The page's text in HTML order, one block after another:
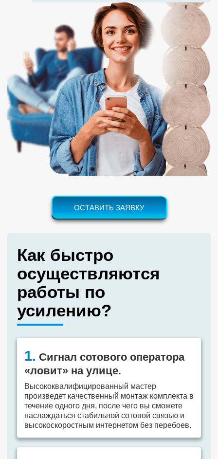
ОСТАВИТЬ ЗАЯВКУ
Как быстро
осуществляются
работы по
усилению?
1. Сигнал сотового оператора
«ловит» на улице.
Высококвалифицированный мастер
произведет качественный монтаж комплекта в
течение одного дня, после чего вы сможете
наслаждаться стабильной сотовой связью и
высокоскоростным интернетом без перебоев.